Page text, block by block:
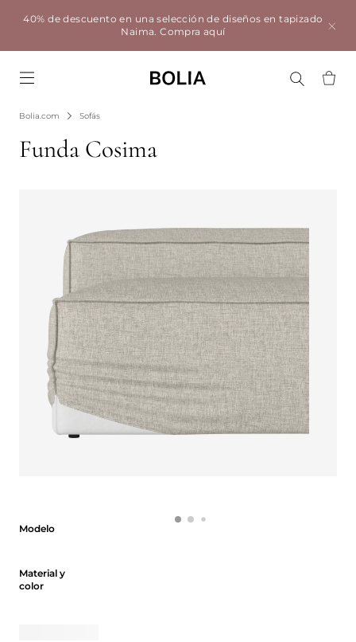
40% de descuento en una selección de diseños en tapizado
Naima.Compra aquí
Bolia.com Sofás
Funda Cosima
Modelo
Material y
color